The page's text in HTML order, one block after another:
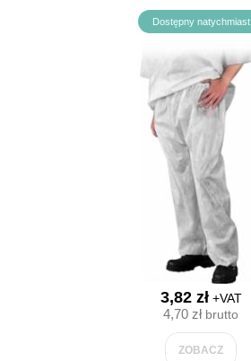
Dostępny natychmiast
3,82 zł+VAT
4,70 złbrutto
ZOBACZ